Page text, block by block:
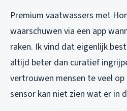
Premium vaatwassers met
waarschuwen via een app
raken. Ik vind dat eigenlijk
altijd beter dan curatief
vertrouwen mensen te veel
sensor kan niet zien wat er in